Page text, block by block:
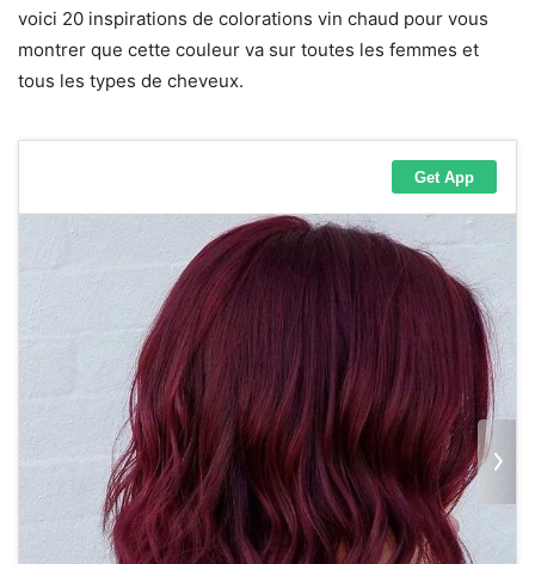
voici 20 inspirations de colorations vin chaud pour vous
montrer que cette couleur va sur toutes les femmes et
tous les types de cheveux.